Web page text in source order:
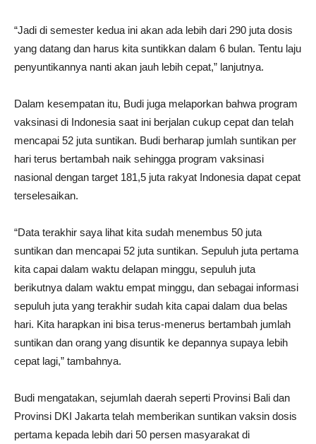
“Jadi di semester kedua ini akan ada lebih dari 290 juta dosis
yang datang dan harus kita suntikkan dalam 6 bulan. Tentu laju
penyuntikannya nanti akan jauh lebih cepat,” lanjutnya.
Dalam kesempatan itu, Budi juga melaporkan bahwa program
vaksinasi di Indonesia saat ini berjalan cukup cepat dan telah
mencapai 52 juta suntikan. Budi berharap jumlah suntikan per
hari terus bertambah naik sehingga program vaksinasi
nasional dengan target 181,5 juta rakyat Indonesia dapat cepat
terselesaikan.
“Data terakhir saya lihat kita sudah menembus 50 juta
suntikan dan mencapai 52 juta suntikan. Sepuluh juta pertama
kita capai dalam waktu delapan minggu, sepuluh juta
berikutnya dalam waktu empat minggu, dan sebagai informasi
sepuluh juta yang terakhir sudah kita capai dalam dua belas
hari. Kita harapkan ini bisa terus-menerus bertambah jumlah
suntikan dan orang yang disuntik ke depannya supaya lebih
cepat lagi,” tambahnya.
Budi mengatakan, sejumlah daerah seperti Provinsi Bali dan
Provinsi DKI Jakarta telah memberikan suntikan vaksin dosis
pertama kepada lebih dari 50 persen masyarakat di